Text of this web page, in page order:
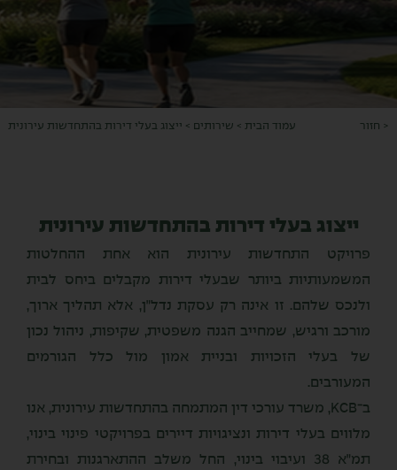
< חזור עמוד הבית > שירותים > ייצוג בעלי דירות בהתחדשות עירונית
ייצוג בעלי דירות בהתחדשות עירונית
פרויקט התחדשות עירונית הוא אחת ההחלטות
המשמעותיות ביותר שבעלי דירות מקבלים ביחס לבית
ולנכס שלהם. זו אינה רק עסקת נדל״ן, אלא תהליך ארוך,
מורכב ורגיש, שמחייב הגנה משפטית, שקיפות, ניהול נכון
של בעלי הזכויות ובניית אמון מול כלל הגורמים
המעורבים.
ב־KCB, משרד עורכי דין המתמחה בהתחדשות עירונית, אנו
מלווים בעלי דירות ונציגויות דיירים בפרויקטי פינוי בינוי,
תמ״א 38 ועיבוי בינוי, החל משלב ההתארגנות ובחירת